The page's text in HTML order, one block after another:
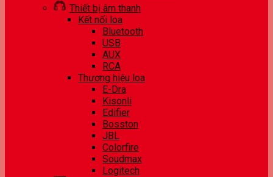
Thiết bị âm thanh
Kết nối loa
Bluetooth
USB
AUX
RCA
Thương hiệu loa
E-Dra
Kisonli
Edifier
Bosston
JBL
Colorfire
Soudmax
Logitech